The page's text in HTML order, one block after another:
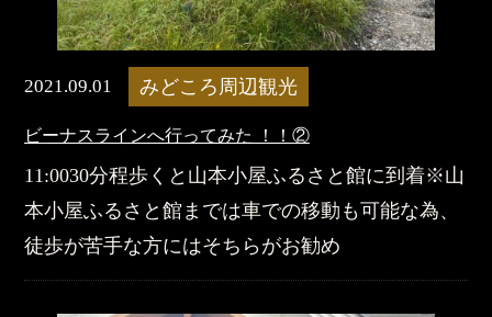
2021.09.01 みどころ周辺観光
ビーナスラインへ行ってみた ！！②
11:0030分程歩くと山本小屋ふるさと館に到着※山
本小屋ふるさと館までは車での移動も可能な為、
徒歩が苦手な方にはそちらがお勧め